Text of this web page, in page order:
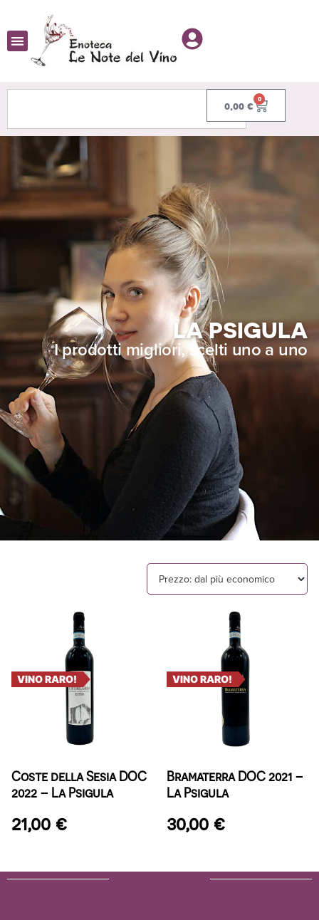
0,00 €
0
LA PSIGULA
I prodotti migliori, scelti uno a uno
VINO RARO!
Coste della Sesia DOC
2022 – La Psigula
21,00 €
VINO RARO!
Bramaterra DOC 2021 –
La Psigula
30,00 €